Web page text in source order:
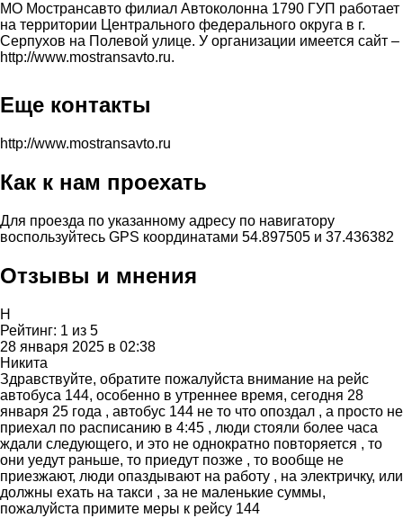
МО Мострансавто филиал Автоколонна 1790 ГУП работает
на территории Центрального федерального округа в г.
Серпухов на Полевой улице. У организации имеется сайт –
http://www.mostransavto.ru.
Еще контакты
http://www.mostransavto.ru
Как к нам проехать
Для проезда по указанному адресу по навигатору
воспользуйтесь GPS координатами 54.897505 и 37.436382
Отзывы и мнения
Н
Рейтинг: 1 из 5
28 января 2025 в 02:38
Никита
Здравствуйте, обратите пожалуйста внимание на рейс
автобуса 144, особенно в утреннее время, сегодня 28
января 25 года , автобус 144 не то что опоздал , а просто не
приехал по расписанию в 4:45 , люди стояли более часа
ждали следующего, и это не однократно повторяется , то
они уедут раньше, то приедут позже , то вообще не
приезжают, люди опаздывают на работу , на электричку, или
должны ехать на такси , за не маленькие суммы,
пожалуйста примите меры к рейсу 144